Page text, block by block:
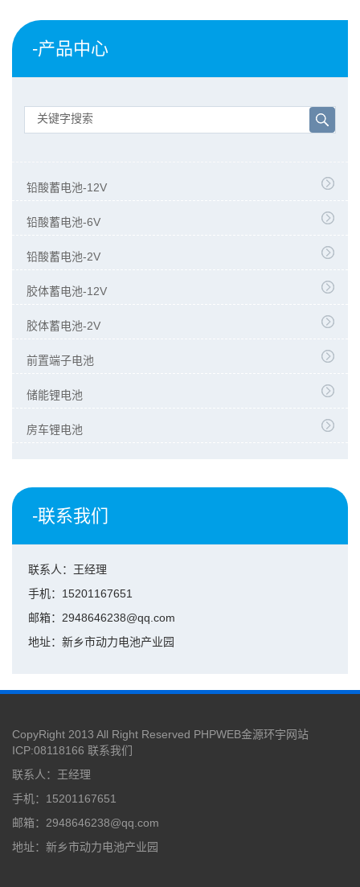
-产品中心
铅酸蓄电池-12V
铅酸蓄电池-6V
铅酸蓄电池-2V
胶体蓄电池-12V
胶体蓄电池-2V
前置端子电池
储能锂电池
房车锂电池
-联系我们
联系人：王经理
手机：15201167651
邮箱：2948646238@qq.com
地址：新乡市动力电池产业园
CopyRight 2013 All Right Reserved PHPWEB金源环宇网站
ICP:08118166 联系我们
联系人：王经理
手机：15201167651
邮箱：2948646238@qq.com
地址：新乡市动力电池产业园